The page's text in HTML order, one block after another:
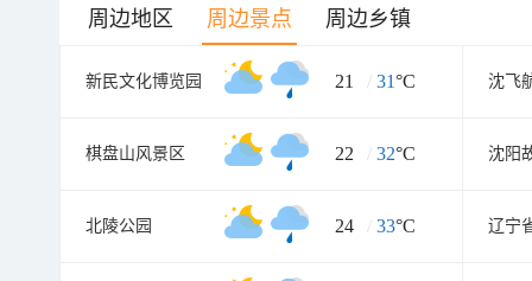
周边地区 周边景点 周边乡镇
新民文化博览园 21 / 31°C 沈飞
棋盘山风景区 22 / 32°C 沈阳
北陵公园 24 / 33°C 辽宁